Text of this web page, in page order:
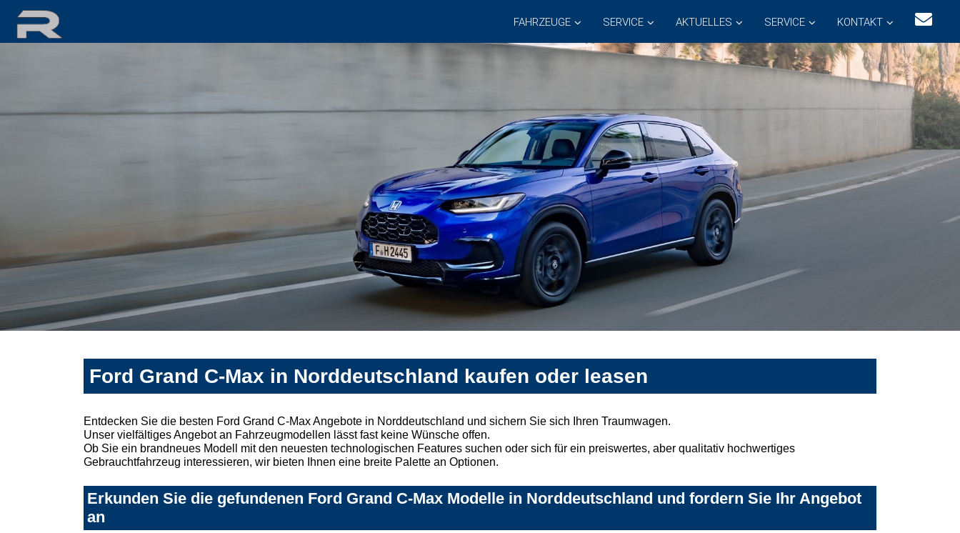
FAHRZEUGE SERVICE AKTUELLES SERVICE KONTAKT
Ford Grand C-Max in Norddeutschland kaufen oder leasen
Entdecken Sie die besten Ford Grand C-Max Angebote in Norddeutschland und sichern Sie sich Ihren Traumwagen.
Unser vielfältiges Angebot an Fahrzeugmodellen lässt fast keine Wünsche offen.
Ob Sie ein brandneues Modell mit den neuesten technologischen Features suchen oder sich für ein preiswertes, aber qualitativ hochwertiges
Gebrauchtfahrzeug interessieren, wir bieten Ihnen eine breite Palette an Optionen.
Erkunden Sie die gefundenen Ford Grand C-Max Modelle in Norddeutschland und fordern Sie Ihr Angebot
an